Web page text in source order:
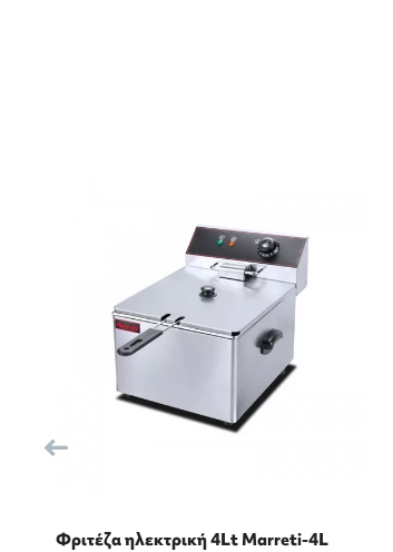
Φριτέζα ηλεκτρική 4Lt Marreti-4L